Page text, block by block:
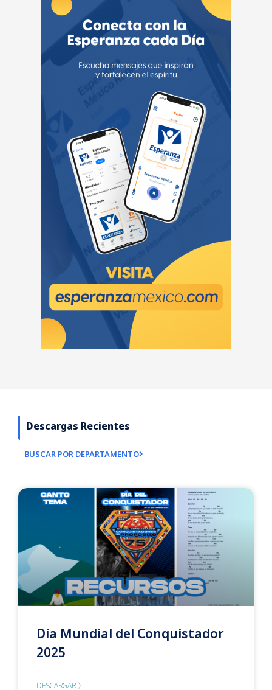
Descargas Recientes
BUSCAR POR DEPARTAMENTO
Día Mundial del Conquistador
2025
DESCARGAR 〉